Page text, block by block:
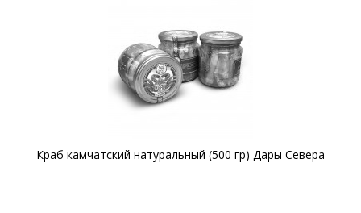
Краб камчатский натуральный (500 гр) Дары Севера